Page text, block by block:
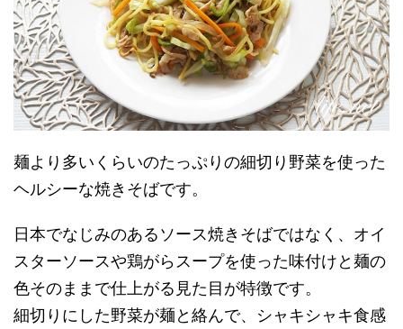
麺より多いくらいのたっぷりの細切り野菜を使った
ヘルシーな焼きそばです。
日本でなじみのあるソース焼きそばではなく、オイ
スターソースや鶏がらスープを使った味付けと麺の
色そのままで仕上がる見た目が特徴です。
細切りにした野菜が麺と絡んで、シャキシャキ食感